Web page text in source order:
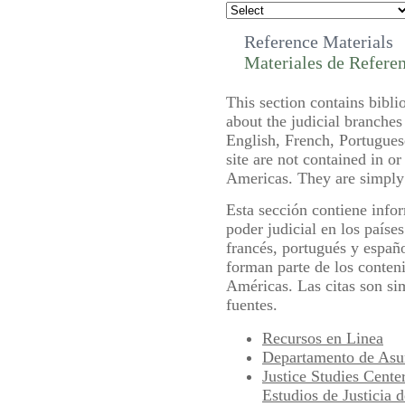
Reference Materials
Materiales de
This section contains
about the judicial
English, French,
site are not contained in
Americas. They are
Esta sección contiene
poder judicial en los
francés, portugués y
forman parte de los
Américas. Las citas son
fuentes.
Recursos en Linea
Departamento de
Justice Studies
Estudios de Justicia